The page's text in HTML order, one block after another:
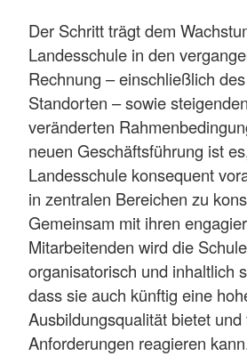
Der Schritt trägt dem
Landesschule in den
Rechnung – einschließlich
Standorten – sowie
veränderten
neuen Geschäftsführung ist
Landesschule konsequent
in zentralen Bereichen zu
Gemeinsam mit ihren
Mitarbeitenden wird die
organisatorisch und inhaltlich
dass sie auch künftig eine
Ausbildungsqualität bietet
Anforderungen reagieren